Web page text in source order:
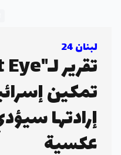
لبنان 24
تمكين
إرادتها
عكسية